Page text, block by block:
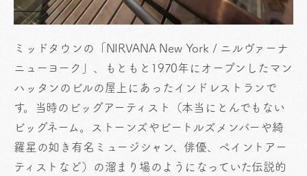
ミッドタウンの「NIRVANA New York / ニルヴァーナ
ニューヨーク」、もともと1970年にオープンしたマン
ハッタンのビルの屋上にあったインドレストランで
す。当時のビッグアーティスト（本当にとんでもない
ビッグネーム。ストーンズやビートルズメンバーや綺
羅星の如き有名ミュージシャン、俳優、ペイントアー
ティストなど）の溜まり場のようになっていた伝説的